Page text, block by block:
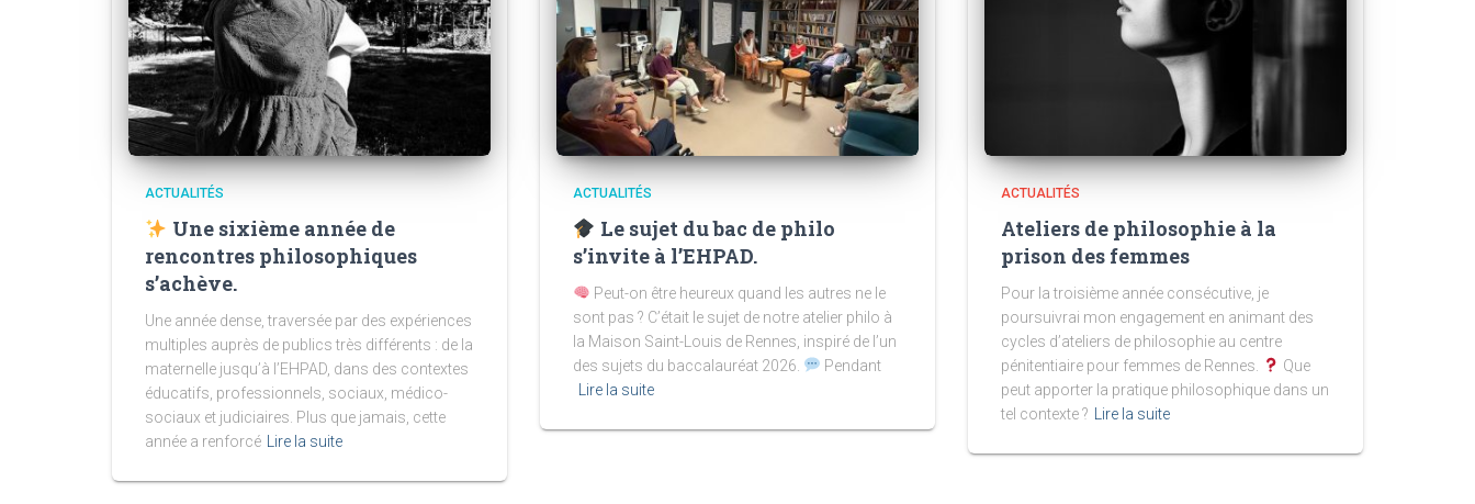
ACTUALITÉS
Une sixième année de
rencontres philosophiques
s’achève.
Une année dense, traversée par des expériences
multiples auprès de publics très différents : de la
maternelle jusqu’à l’EHPAD, dans des contextes
éducatifs, professionnels, sociaux, médico-
sociaux et judiciaires. Plus que jamais, cette
année a renforcé
Lire la suite
ACTUALITÉS
Le sujet du bac de philo
s’invite à l’EHPAD.
Peut-on être heureux quand les autres ne le
sont pas ? C’était le sujet de notre atelier philo à
la Maison Saint-Louis de Rennes, inspiré de l’un
des sujets du baccalauréat 2026.
Pendant
Lire la suite
ACTUALITÉS
Ateliers de philosophie à la
prison des femmes
Pour la troisième année consécutive, je
poursuivrai mon engagement en animant des
cycles d’ateliers de philosophie au centre
pénitentiaire pour femmes de Rennes.
Que
peut apporter la pratique philosophique dans un
tel contexte ?
Lire la suite